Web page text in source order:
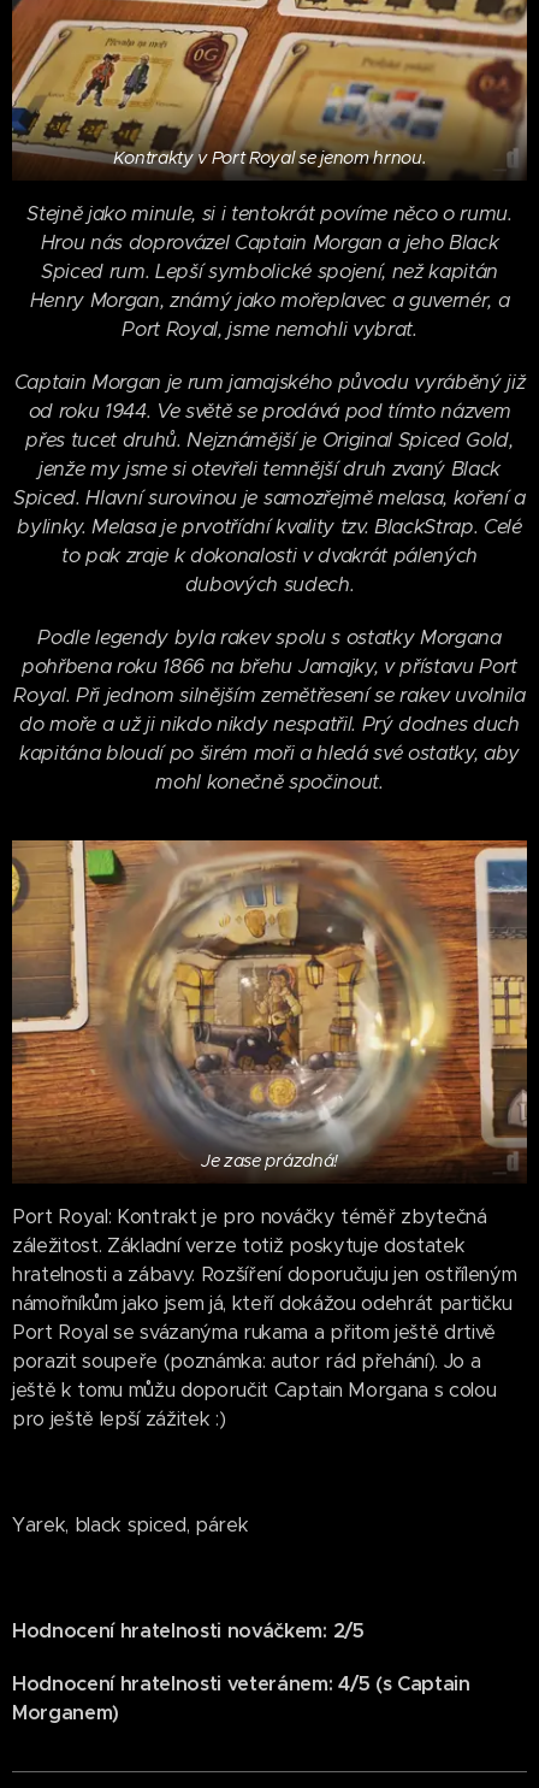
Kontrakty v Port Royal se jenom hrnou.
Stejně jako minule, si i tentokrát povíme něco o rumu.
Hrou nás doprovázel Captain Morgan a jeho Black
Spiced rum. Lepší symbolické spojení, než kapitán
Henry Morgan, známý jako mořeplavec a guvernér, a
Port Royal, jsme nemohli vybrat.
Captain Morgan je rum jamajského původu vyráběný již
od roku 1944. Ve světě se prodává pod tímto názvem
přes tucet druhů. Nejznámější je Original Spiced Gold,
jenže my jsme si otevřeli temnější druh zvaný Black
Spiced. Hlavní surovinou je samozřejmě melasa, koření a
bylinky. Melasa je prvotřídní kvality tzv. BlackStrap. Celé
to pak zraje k dokonalosti v dvakrát pálených
dubových sudech.
Podle legendy byla rakev spolu s ostatky Morgana
pohřbena roku 1866 na břehu Jamajky, v přístavu Port
Royal. Při jednom silnějším zemětřesení se rakev uvolnila
do moře a už ji nikdo nikdy nespatřil. Prý dodnes duch
kapitána bloudí po širém moři a hledá své ostatky, aby
mohl konečně spočinout.
Je zase prázdná!
Port Royal: Kontrakt je pro nováčky téměř zbytečná
záležitost. Základní verze totiž poskytuje dostatek
hratelnosti a zábavy. Rozšíření doporučuju jen ostříleným
námořníkům jako jsem já, kteří dokážou odehrát partičku
Port Royal se svázanýma rukama a přitom ještě drtivě
porazit soupeře (poznámka: autor rád přehání). Jo a
ještě k tomu můžu doporučit Captain Morgana s colou
pro ještě lepší zážitek :)
Yarek, black spiced, párek
Hodnocení hratelnosti nováčkem: 2/5
Hodnocení hratelnosti veteránem: 4/5 (s Captain
Morganem)